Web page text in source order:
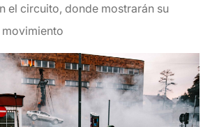
el circuito, donde mostrarán su